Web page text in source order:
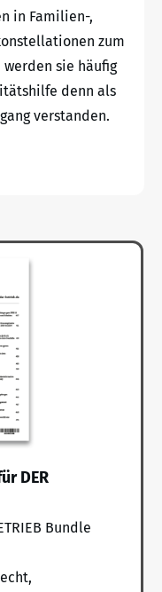
in Familien-,
zum
sie häufig
denn als
verstanden.
DER
Bundle